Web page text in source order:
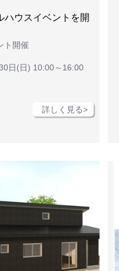
ハウスイベントを開
ト開催
日(日) 10:00～16:00
詳しく見る>